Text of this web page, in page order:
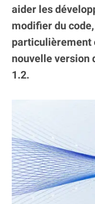
aider les
modifier du
particulièrement
nouvelle version
1.2.